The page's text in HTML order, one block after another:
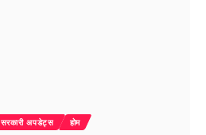
सरकारी अपडेट्स होम